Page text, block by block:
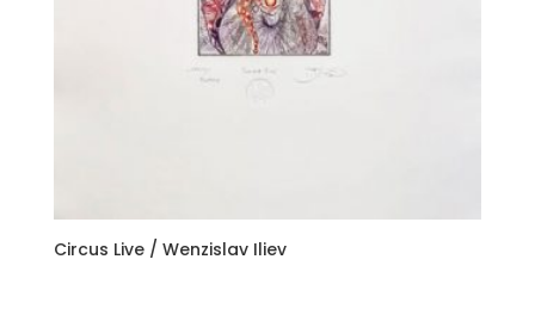
Circus Live / Wenzislav Iliev